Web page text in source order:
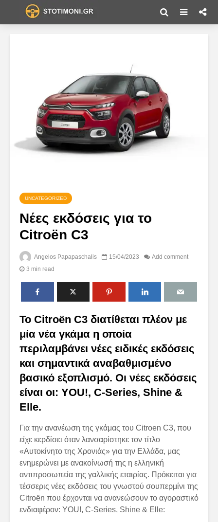
UNCATEGORIZED
Νέες εκδόσεις για το
Citroën C3
Angelos Papapaschalis 15/04/2023
Add comment
3 min read
Το Citroën C3 διατίθεται πλέον με
μία νέα γκάμα η οποία
περιλαμβάνει νέες ειδικές εκδόσεις
και σημαντικά αναβαθμισμένο
βασικό εξοπλισμό. Οι νέες εκδόσεις
είναι οι: YOU!, C-Series, Shine &
Elle.
Για την ανανέωση της γκάμας του Citroen C3, που
είχε κερδίσει όταν λανσαρίστηκε τον τίτλο
«Αυτοκίνητο της Χρονιάς» για την Ελλάδα, μας
ενημερώνει με ανακοίνωσή της η ελληνική
αντιπροσωπεία της γαλλικής εταιρίας. Πρόκειται για
τέσσερις νέες εκδόσεις του γνωστού σουπερμίνι της
Citroën που έρχονται να ανανεώσουν το αγοραστικό
ενδιαφέρον: YOU!, C-Series, Shine & Elle: